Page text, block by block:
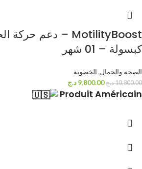
كبسولة – 01 شهر
الصحة والجمال, الخصوبة
10,800.00د.ج 9,800.00 د.ج
Produit Américain